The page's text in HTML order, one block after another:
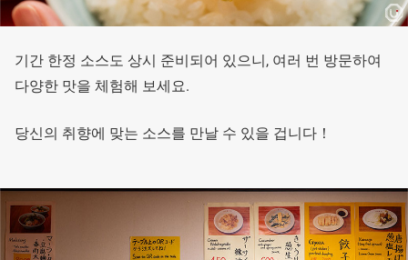
기간 한정 소스도 상시 준비되어 있으니, 여러 번 방문하여
다양한 맛을 체험해 보세요.
당신의 취향에 맞는 소스를 만날 수 있을 겁니다！